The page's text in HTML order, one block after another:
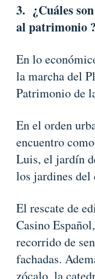
3. ¿Cuáles
al patrimonio ?
En lo
la marcha del
Patrimonio de
En el orden
encuentro
Luis, el jardín
los jardines del
El rescate de
Casino
recorrido de
fachadas.
zócalo, la